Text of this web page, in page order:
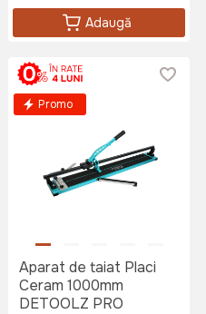
Adaugă
Promo
Aparat de taiat Placi
Ceram 1000mm
DETOOLZ PRO